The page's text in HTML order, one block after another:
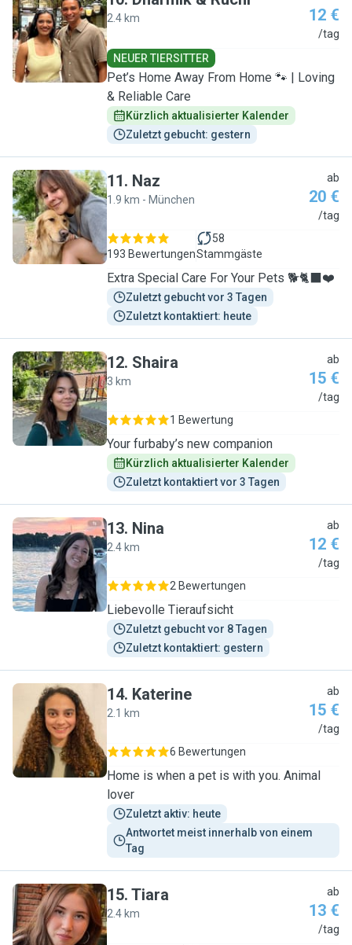
D
2.4 km 12 €
/tag
NEUER TIERSITTER
Pet’s Home Away From Home 🐾 | Loving
& Reliable Care
Kürzlich aktualisierter Kalender
Zuletzt gebucht: gestern
N
11. Naz
1.9 km - München
ab
20 €
/tag
193 Bewertungen
58
Stammgäste
Extra Special Care For Your Pets 🐕🐈‍⬛❤️
Zuletzt gebucht vor 3 Tagen
Zuletzt kontaktiert: heute
S
12. Shaira
3 km
ab
15 €
/tag
1 Bewertung
Your furbaby’s new companion
Kürzlich aktualisierter Kalender
Zuletzt kontaktiert vor 3 Tagen
N
13. Nina
2.4 km
ab
12 €
/tag
2 Bewertungen
Liebevolle Tieraufsicht
Zuletzt gebucht vor 8 Tagen
Zuletzt kontaktiert: gestern
K
14. Katerine
2.1 km
ab
15 €
/tag
6 Bewertungen
Home is when a pet is with you. Animal
lover
Zuletzt aktiv: heute
Antwortet meist innerhalb von einem
Tag
T
15. Tiara
2.4 km
ab
13 €
/tag